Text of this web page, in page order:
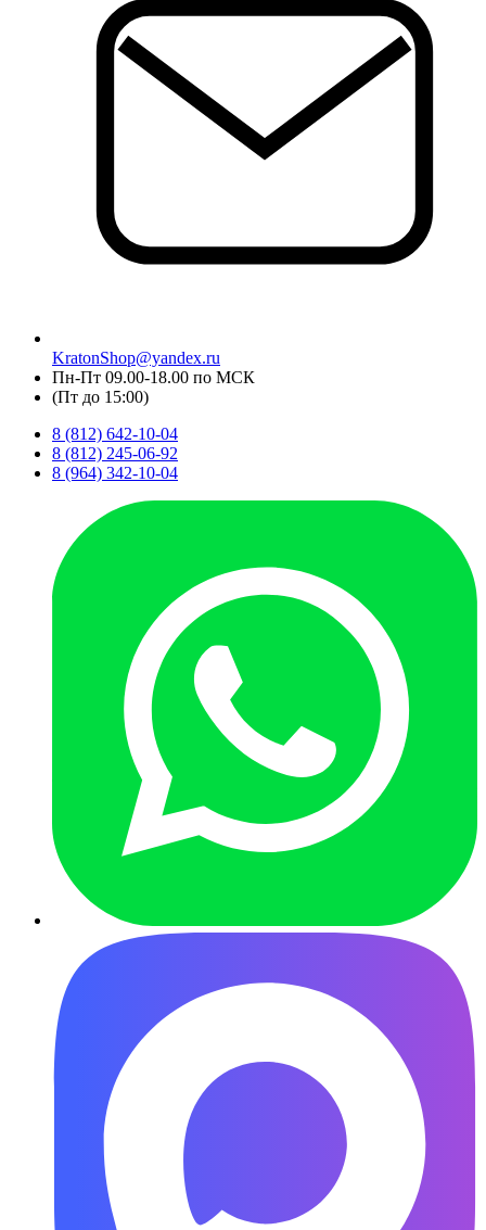
KratonShop@yandex.ru
Пн-Пт 09.00-18.00 по МСК
(Пт до 15:00)
8 (812) 642-10-04
8 (812) 245-06-92
8 (964) 342-10-04